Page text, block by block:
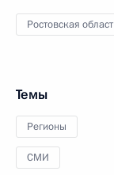
Ростовская
Темы
Регионы
СМИ